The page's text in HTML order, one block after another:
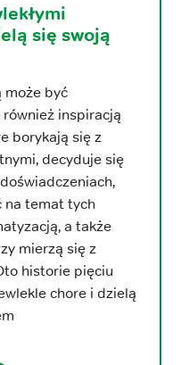
się swoją
może być
inspiracją
borykają się z
decyduje się
na temat tych
a także
mierzą się z
historie pięciu
chore i dzielą